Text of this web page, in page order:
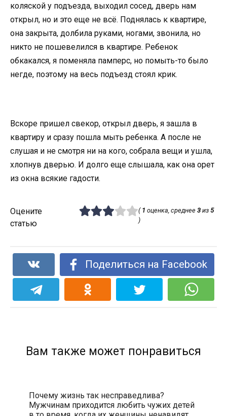
коляской у подъезда, выходил сосед, дверь нам
открыл, но и это еще не всё. Поднялась к квартире,
она закрыта, долбила руками, ногами, звонила, но
никто не пошевелился в квартире. Ребенок
обкакался, я поменяла памперс, но помыть-то было
негде, поэтому на весь подъезд стоял крик.
Вскоре пришел свекор, открыл дверь, я зашла в
квартиру и сразу пошла мыть ребенка. А после не
слушая и не смотря ни на кого, собрала вещи и ушла,
хлопнув дверью. И долго еще слышала, как она орет
из окна всякие гадости.
Оцените
статью
( 1 оценка, среднее 3из 5
)
Поделиться на Facebook
Вам также может понравиться
Почему жизнь так несправедлива?
Мужчинам приходится любить чужих детей